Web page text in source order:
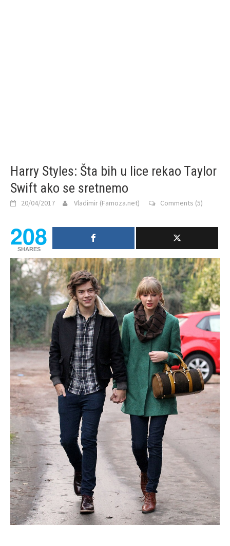
Harry Styles: Šta bih u lice rekao Taylor
Swift ako se sretnemo
20/04/2017 Vladimir (Famoza.net) Comments (5)
208
SHARES